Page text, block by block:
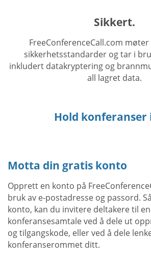
Sikkert.
FreeConferenceCall.com
sikkerhetsstandarder og tar i
inkludert datakryptering og
all lagret data.
Hold konferanser
Motta din gratis konto
Opprett en konto på
bruk av e-postadresse og passord.
konto, kan du invitere deltakere til en
konferansesamtale ved å dele ut
og tilgangskode, eller ved å dele
konferanserommet ditt.